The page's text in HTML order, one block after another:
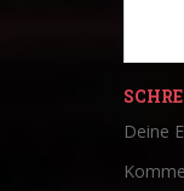
Deine